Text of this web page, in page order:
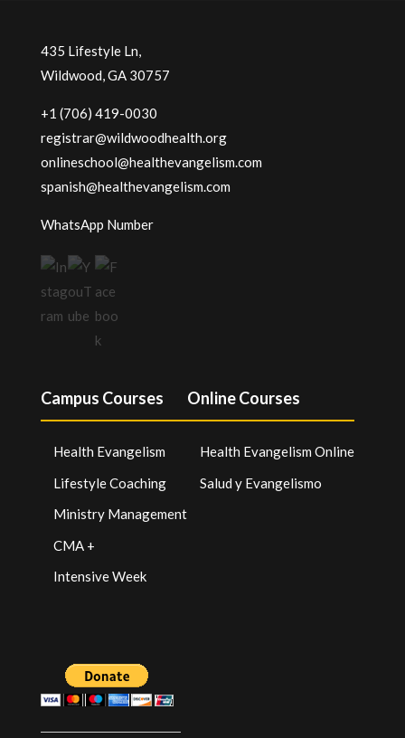
435 Lifestyle Ln,
Wildwood, GA 30757
+1 (706) 419-0030
registrar@wildwoodhealth.org
onlineschool@healthevangelism.com
spanish@healthevangelism.com
WhatsApp Number
Campus Courses
Health Evangelism
Lifestyle Coaching
Ministry Management
CMA +
Intensive Week
Online Courses
Health Evangelism Online
Salud y Evangelismo